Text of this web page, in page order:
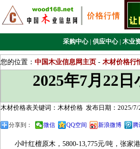
采购中心 | 供应中心 | 木业
您的位置： 中国木业信息网主页 - 木材价格行
2025年7月22
木材价格表关键词：木材价格 发布日期：2025/7/
分享到： 微信 QQ空间 新浪微博 腾
小叶红檀原木‌，5800-13,775元/吨，张家